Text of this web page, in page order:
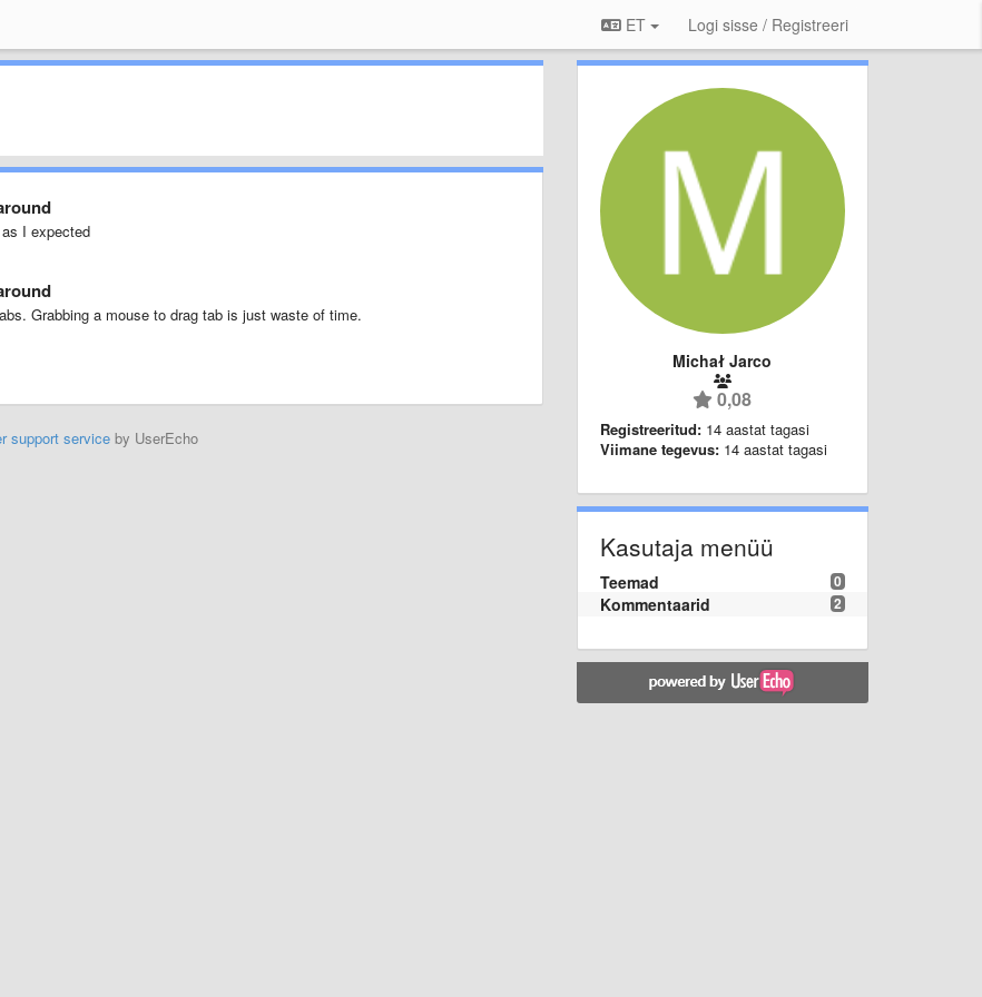
ET Logi sisse / Registreeri
I expected
Grabbing a mouse to drag tab is just waste of time.
support serviceby UserEcho
Michał Jarco
0,08
Registreeritud: 14 aastat tagasi
Viimane tegevus: 14 aastat tagasi
Kasutaja menüü
0
Teemad
2
Kommentaarid